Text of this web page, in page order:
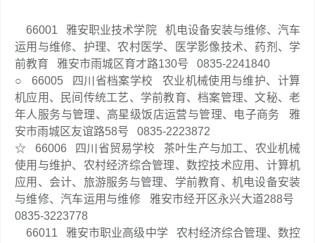
66001 雅安职业技术学院
机电设备安装与维修、汽车
运用与维修、护理、农村医学、医学影像技术、药剂、学
前教育
雅安市雨城区育才路130号
0835-2241840
○
66005 四川省档案学校
农业机械使用与维护、计算
机应用、民间传统工艺、学前教育、档案管理、文秘、老
年人服务与管理、高星级饭店运营与管理、电子商务
雅
安市雨城区友谊路58号
0835-2223872
☆
66006 四川省贸易学校
茶叶生产与加工、农业机械
使用与维护、农村经济综合管理、数控技术应用、计算机
应用、会计、旅游服务与管理、学前教育、机电设备安装
与维修、汽车运用与维修
雅安市经开区永兴大道288号
0835-3223778
66011
雅安市职业高级中学
农村经济综合管理、数控